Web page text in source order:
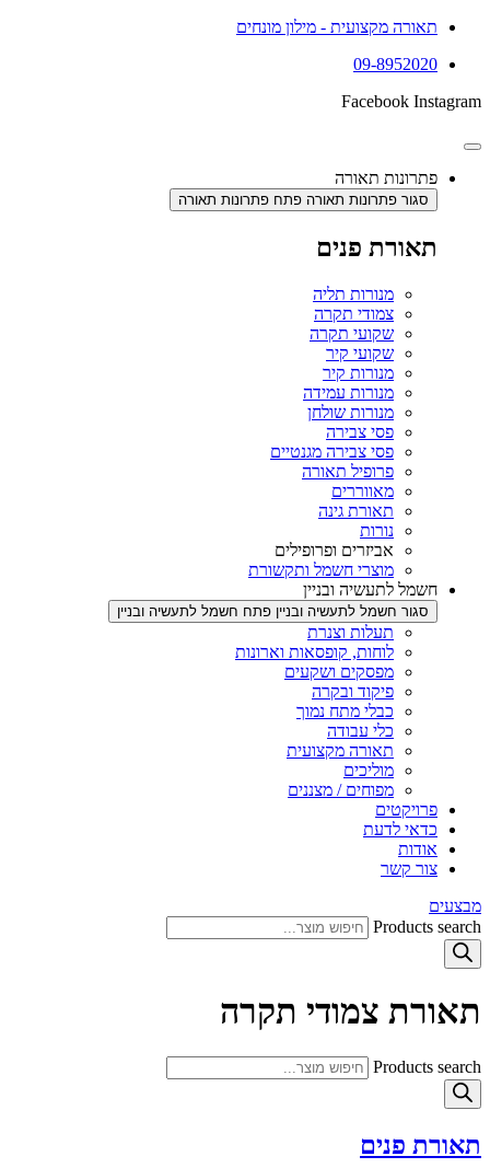
תאורה מקצועית - מילון מונחים
09-8952020
Facebook Instagram
פתרונות תאורה
סגור פתרונות תאורה פתח פתרונות תאורה
תאורת פנים
מנורות תליה
צמודי תקרה
שקועי תקרה
שקועי קיר
מנורות קיר
מנורות עמידה
מנורות שולחן
פסי צבירה
פסי צבירה מגנטיים
פרופיל תאורה
מאווררים
תאורת גינה
נורות
אביזרים ופרופילים
מוצרי חשמל ותקשורת
חשמל לתעשיה ובניין
סגור חשמל לתעשיה ובניין פתח חשמל לתעשיה ובניין
תעלות וצנרת
לוחות, קופסאות וארונות
מפסקים ושקעים
פיקוד ובקרה
כבלי מתח נמוך
כלי עבודה
תאורה מקצועית
מוליכים
מפוחים / מצננים
פרויקטים
כדאי לדעת
אודות
צור קשר
מבצעים
Products search
תאורת צמודי תקרה
Products search
תאורת פנים